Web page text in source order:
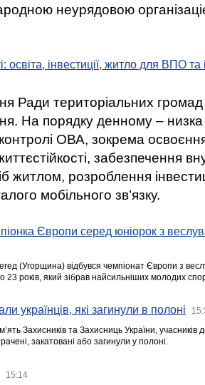
неурядовою
освіта, інвестиції, житло для ВПО
Ради територіальних громад
На порядку денному –
ОВА, зокрема освоєння
забезпечення
житлом, розроблення
мобільного зв’язку.
Європи серед юніорок з
(Угорщина) відбувся чемпіонат Європи з
23 років, який зібрав найсильніших молодих
українців, які загинули в полоні
Захисників та Захисниць України,
закатовані або загинули у полоні.
15:14